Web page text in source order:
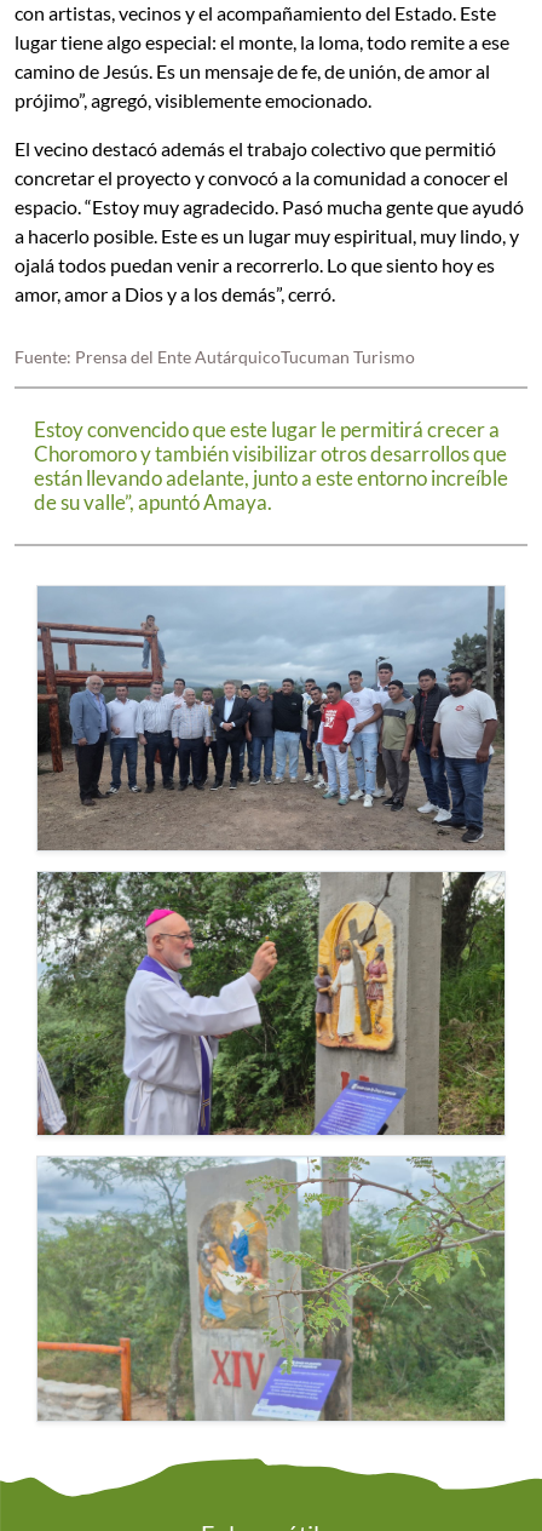
Estoy convencido que este lugar le permitirá crecer a
Choromoro y también visibilizar otros desarrollos que
están llevando adelante, junto a este entorno increíble
de su valle”, apuntó Amaya.
con artistas, vecinos y el acompañamiento del Estado. Este
lugar tiene algo especial: el monte, la loma, todo remite a ese
camino de Jesús. Es un mensaje de fe, de unión, de amor al
prójimo”, agregó, visiblemente emocionado.
El vecino destacó además el trabajo colectivo que permitió
concretar el proyecto y convocó a la comunidad a conocer el
espacio. “Estoy muy agradecido. Pasó mucha gente que ayudó
a hacerlo posible. Este es un lugar muy espiritual, muy lindo, y
ojalá todos puedan venir a recorrerlo. Lo que siento hoy es
amor, amor a Dios y a los demás”, cerró.
Fuente: Prensa del Ente AutárquicoTucuman Turismo